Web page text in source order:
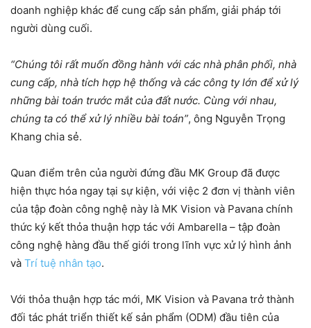
doanh nghiệp khác để cung cấp sản phẩm, giải pháp tới
người dùng cuối.
“Chúng tôi rất muốn đồng hành với các nhà phân phối, nhà
cung cấp, nhà tích hợp hệ thống và các công ty lớn để xử lý
những bài toán trước mắt của đất nước. Cùng với nhau,
chúng ta có thể xử lý nhiều bài toán”, ông Nguyễn Trọng
Khang chia sẻ.
Quan điểm trên của người đứng đầu MK Group đã được
hiện thực hóa ngay tại sự kiện, với việc 2 đơn vị thành viên
của tập đoàn công nghệ này là MK Vision và Pavana chính
thức ký kết thỏa thuận hợp tác với Ambarella – tập đoàn
công nghệ hàng đầu thế giới trong lĩnh vực xử lý hình ảnh
và Trí tuệ nhân tạo.
Với thỏa thuận hợp tác mới, MK Vision và Pavana trở thành
đối tác phát triển thiết kế sản phẩm (ODM) đầu tiên của